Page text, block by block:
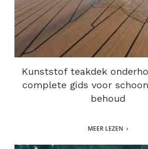
Kunststof teakdek
complete gids voor
behoud
MEER LEZEN